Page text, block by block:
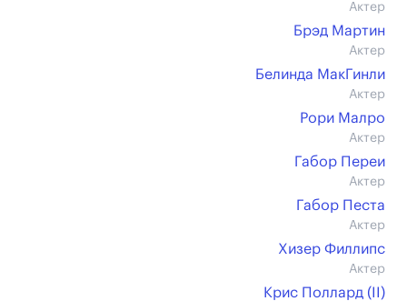
Актер
Брэд Мартин
Актер
Белинда МакГинли
Актер
Рори Малро
Актер
Габор Переи
Актер
Габор Песта
Актер
Хизер Филлипс
Актер
Крис Поллард (II)